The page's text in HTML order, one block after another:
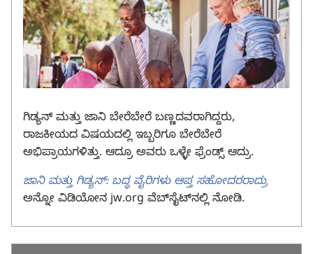
ಗಿಡ್ಯನ್‌ ಮತ್ತು ಜಾನಿ ಬೇರೆಬೇರೆ ಬಣ್ಣದವರಾಗಿದ್ದರು,
ರಾಜಕೀಯದ ವಿಷಯದಲ್ಲಿ ಇಬ್ಬರಿಗೂ ಬೇರೆಬೇರೆ
ಅಭಿಪ್ರಾಯಗಳಿತ್ತು. ಆದ್ರೂ ಅವರು ಒಳ್ಳೇ ಫ್ರೆಂಡ್ಸ್‌ ಆದ್ರು.
ಜಾನಿ ಮತ್ತು ಗಿಡ್ಯನ್‌: ಬದ್ಧ ವೈರಿಗಳು ಆಪ್ತ ಸಹೋದರರಾದ್ರು
ಅನ್ನೋ ವಿಡಿಯೋನ jw.org ವೆಬ್‌ಸೈಟ್‌ನಲ್ಲಿ ನೋಡಿ.